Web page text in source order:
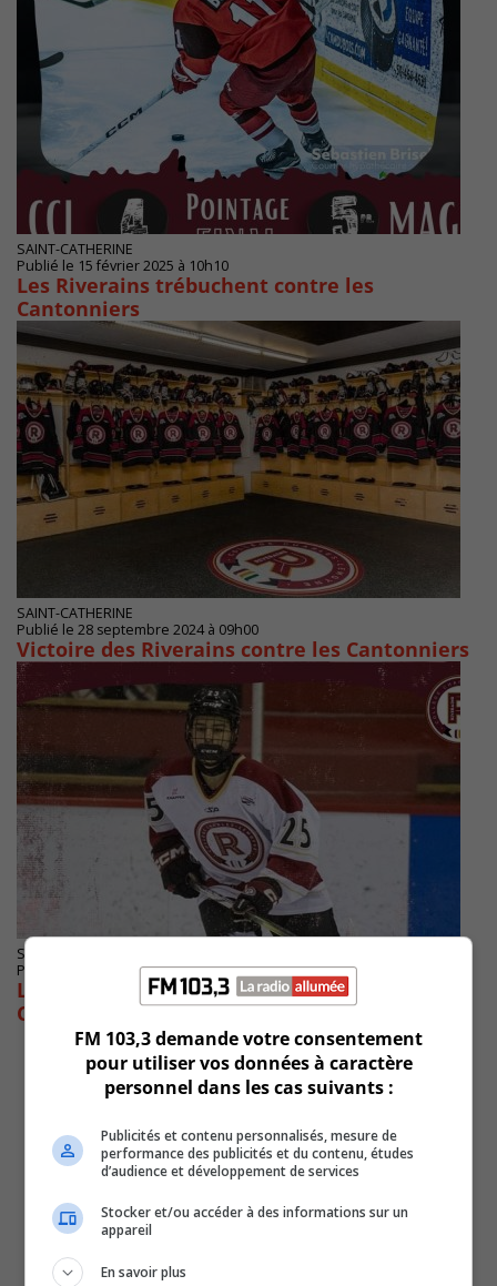
SAINT-CATHERINE
Publié le 15 février 2025 à 10h10
Les Riverains trébuchent contre les
Cantonniers
SAINT-CATHERINE
Publié le 28 septembre 2024 à 09h00
Victoire des Riverains contre les Cantonniers
SAINT-CATHERINE
Publié le 22 août 2024 à 06h25
Les Riverains du CCL gagnent contre les
Cantonniers
FM 103,3 demande votre consentement
pour utiliser vos données à caractère
personnel dans les cas suivants :
Publicités et contenu personnalisés, mesure de
performance des publicités et du contenu, études
d’audience et développement de services
Stocker et/ou accéder à des informations sur un
appareil
En savoir plus